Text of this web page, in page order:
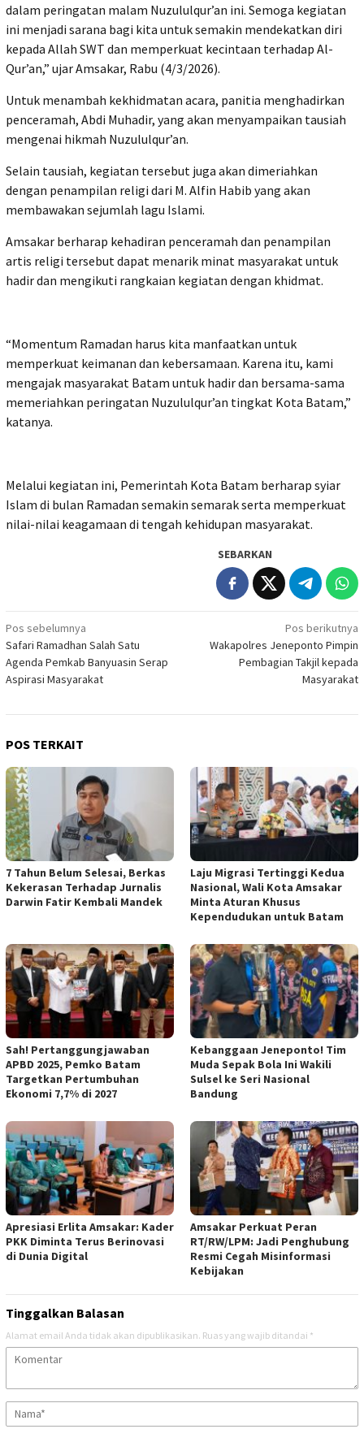
dalam peringatan malam Nuzululqur’an ini. Semoga kegiatan
ini menjadi sarana bagi kita untuk semakin mendekatkan diri
kepada Allah SWT dan memperkuat kecintaan terhadap Al-
Qur’an,” ujar Amsakar, Rabu (4/3/2026).
Untuk menambah kekhidmatan acara, panitia menghadirkan
penceramah, Abdi Muhadir, yang akan menyampaikan tausiah
mengenai hikmah Nuzululqur’an.
Selain tausiah, kegiatan tersebut juga akan dimeriahkan
dengan penampilan religi dari M. Alfin Habib yang akan
membawakan sejumlah lagu Islami.
Amsakar berharap kehadiran penceramah dan penampilan
artis religi tersebut dapat menarik minat masyarakat untuk
hadir dan mengikuti rangkaian kegiatan dengan khidmat.
“Momentum Ramadan harus kita manfaatkan untuk
memperkuat keimanan dan kebersamaan. Karena itu, kami
mengajak masyarakat Batam untuk hadir dan bersama-sama
memeriahkan peringatan Nuzululqur’an tingkat Kota Batam,”
katanya.
Melalui kegiatan ini, Pemerintah Kota Batam berharap syiar
Islam di bulan Ramadan semakin semarak serta memperkuat
nilai-nilai keagamaan di tengah kehidupan masyarakat.
SEBARKAN
Navigasi
pos
Pos sebelumnya
Safari Ramadhan Salah Satu
Agenda Pemkab Banyuasin Serap
Aspirasi Masyarakat
Pos berikutnya
Wakapolres Jeneponto Pimpin
Pembagian Takjil kepada
Masyarakat
POS TERKAIT
7 Tahun Belum Selesai, Berkas
Kekerasan Terhadap Jurnalis
Darwin Fatir Kembali Mandek
Laju Migrasi Tertinggi Kedua
Nasional, Wali Kota Amsakar
Minta Aturan Khusus
Kependudukan untuk Batam
Sah! Pertanggungjawaban
APBD 2025, Pemko Batam
Targetkan Pertumbuhan
Ekonomi 7,7% di 2027
Kebanggaan Jeneponto! Tim
Muda Sepak Bola Ini Wakili
Sulsel ke Seri Nasional
Bandung
Apresiasi Erlita Amsakar: Kader
PKK Diminta Terus Berinovasi
di Dunia Digital
Amsakar Perkuat Peran
RT/RW/LPM: Jadi Penghubung
Resmi Cegah Misinformasi
Kebijakan
Tinggalkan Balasan
Alamat email Anda tidak akan dipublikasikan. Ruas yang wajib ditandai *